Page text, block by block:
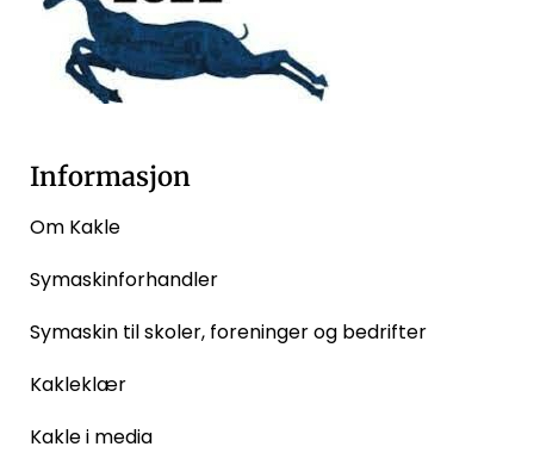
Informasjon
Om Kakle
Symaskinforhandler
Symaskin til skoler, foreninger og bedrifter
Kakleklær
Kakle i media